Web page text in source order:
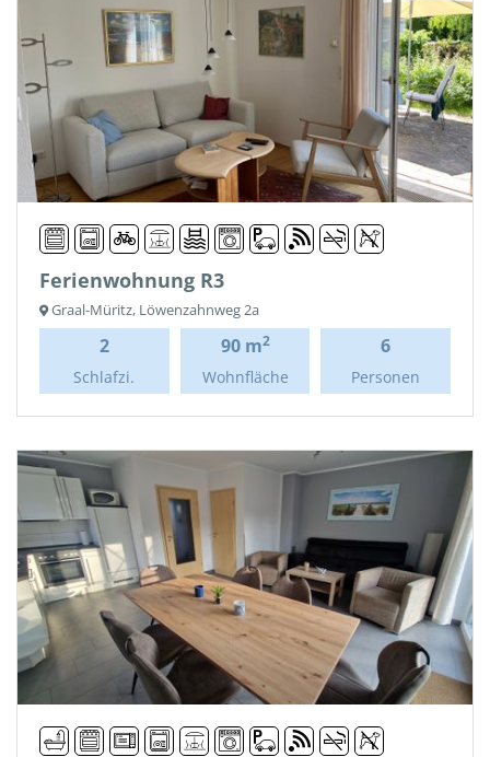
Ferienwohnung R3
Graal-Müritz, Löwenzahnweg 2a
2
Schlafzi.
90 m2
Wohnfläche
6
Personen